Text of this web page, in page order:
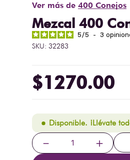
Ver más de 400 Conejos
Mezcal 400
5/5 - 3
SKU: 32283
$1270.00
Disponible. ¡Llévate
＋
－